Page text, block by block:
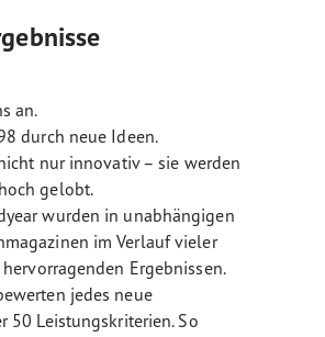
an.
durch neue Ideen.
nur innovativ – sie werden
gelobt.
wurden in unabhängigen
im Verlauf vieler
Ergebnissen.
jedes neue
50 Leistungskriterien. So